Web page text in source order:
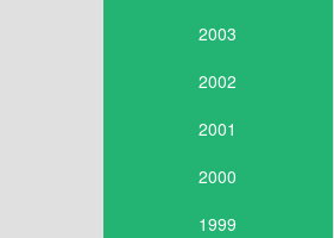
2003
2002
2001
2000
1999